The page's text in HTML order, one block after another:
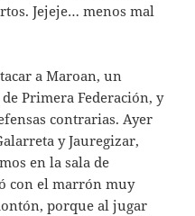
Jejeje… menos mal
a Maroan, un
Primera Federación, y
contrarias. Ayer
y Jauregizar,
en la sala de
con el marrón muy
porque al jugar